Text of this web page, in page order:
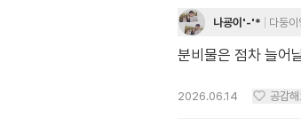
나굥이'-'* 다둥이
분비물은 점차 늘어
2026.06.14 공감